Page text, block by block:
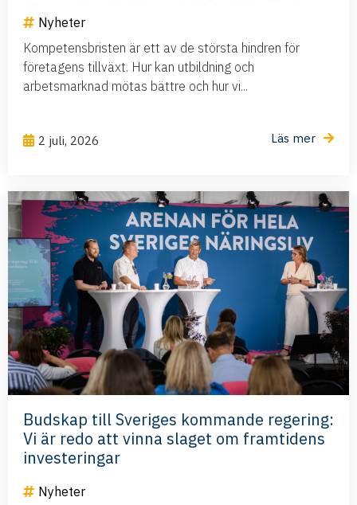
Nyheter
Kompetensbristen är ett av de största hindren för
företagens tillväxt. Hur kan utbildning och
arbetsmarknad mötas bättre och hur vi...
2 juli, 2026 Läs mer
Budskap till Sveriges kommande regering:
Vi är redo att vinna slaget om framtidens
investeringar
Nyheter